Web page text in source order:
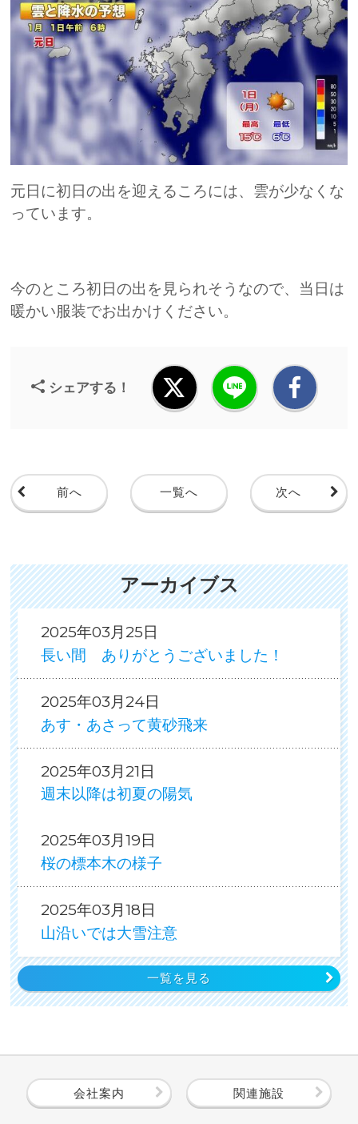
元日に初日の出を迎えるころには、雲が少なくな
っています。
今のところ初日の出を見られそうなので、当日は
暖かい服装でお出かけください。
シェアする！
前へ 一覧へ 次へ
アーカイブス
2025年03月25日
長い間 ありがとうございました！
2025年03月24日
あす・あさって黄砂飛来
2025年03月21日
週末以降は初夏の陽気
2025年03月19日
桜の標本木の様子
2025年03月18日
山沿いでは大雪注意
一覧を見る
会社案内 関連施設